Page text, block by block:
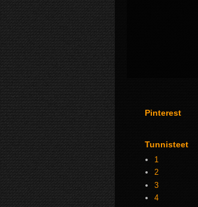
Pinterest
Tunnisteet
1
2
3
4